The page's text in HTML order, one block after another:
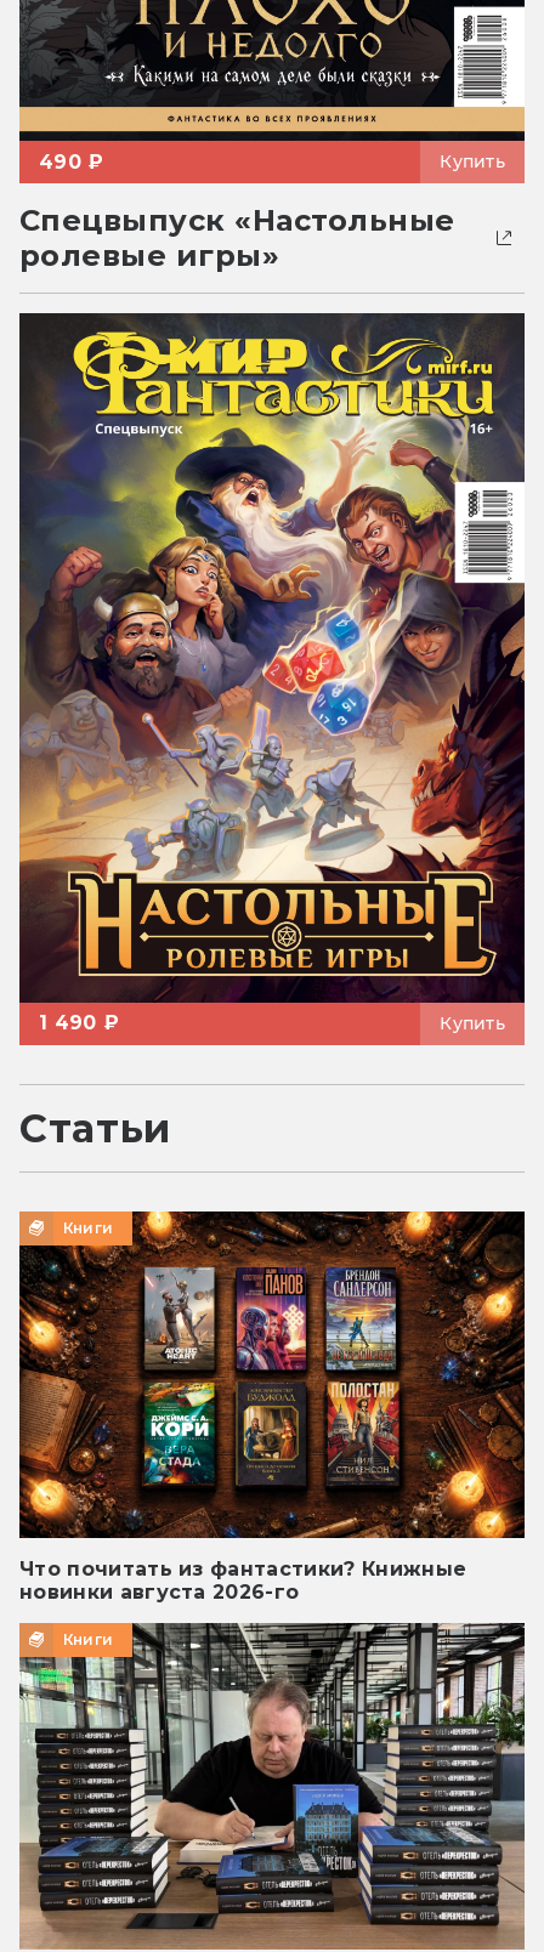
490 ₽ Купить
Спецвыпуск «Настольные
ролевые игры»
1 490 ₽ Купить
Статьи
Книги
Что почитать из фантастики? Книжные
новинки августа 2026-го
Книги